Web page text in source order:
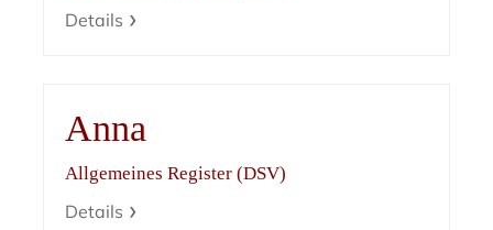
Details
Anna
Allgemeines Register (DSV)
Details